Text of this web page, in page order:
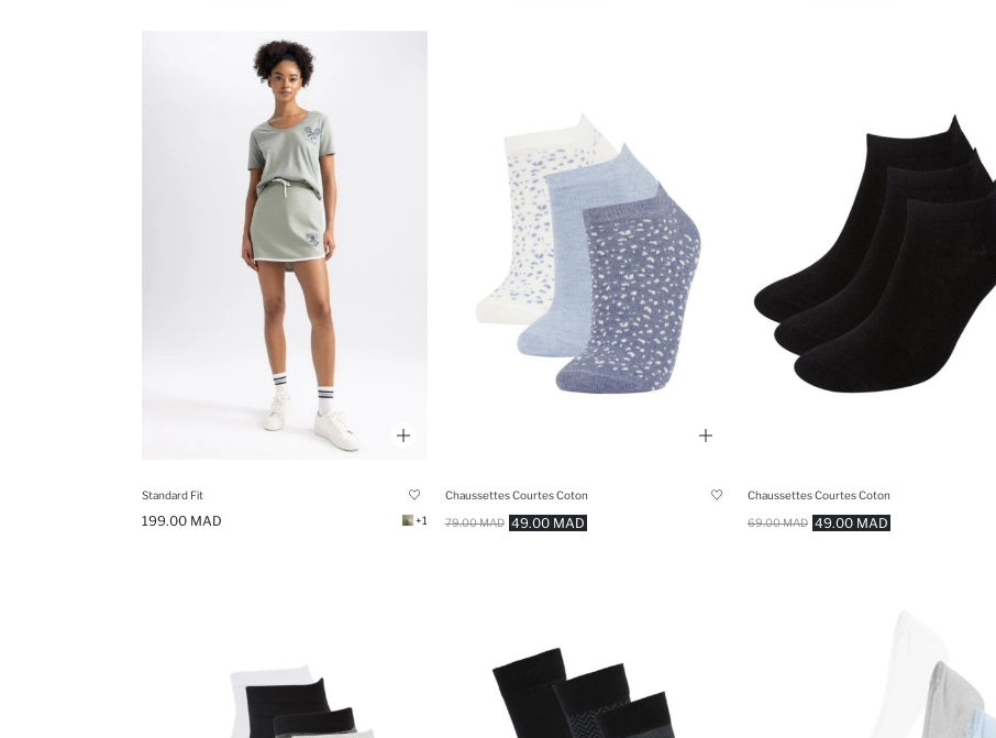
Standard Fit
199.00 MAD +1
Chaussettes Courtes Coton
49.00 MAD
79.00 MAD
Chaussettes Courtes Coton
49.00 MAD
69.00 MAD